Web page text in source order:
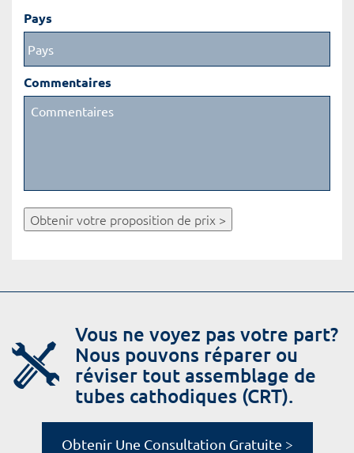
Pays
Commentaires
Obtenir votre proposition de prix >
Vous ne voyez pas votre part?
Nous pouvons réparer ou
réviser tout assemblage de
tubes cathodiques (CRT).
Obtenir Une Consultation Gratuite >